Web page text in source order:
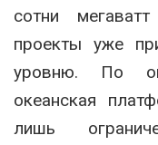
сотни
проекты уже
уровню. По
океанская
лишь